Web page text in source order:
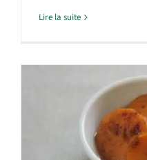
Lire la suite